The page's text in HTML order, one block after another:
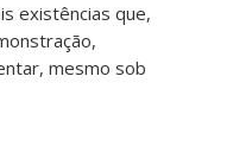
existências que,
mesmo sob